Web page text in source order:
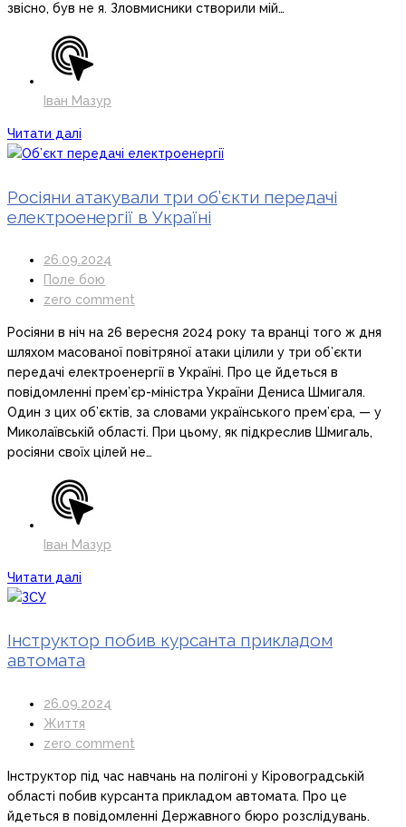
звісно, був не я. Зловмисники створили мій…
Іван Мазур
Читати далі
Росіяни атакували три об’єкти передачі
електроенергії в Україні
26.09.2024
Поле бою
zero comment
Росіяни в ніч на 26 вересня 2024 року та вранці того ж дня
шляхом масованої повітряної атаки цілили у три об’єкти
передачі електроенергії в Україні. Про це йдеться в
повідомленні прем’єр-міністра України Дениса Шмигаля.
Один з цих об’єктів, за словами українського прем’єра, — у
Миколаївській області. При цьому, як підкреслив Шмигаль,
росіяни своїх цілей не…
Іван Мазур
Читати далі
Інструктор побив курсанта прикладом
автомата
26.09.2024
Життя
zero comment
Інструктор під час навчань на полігоні у Кіровоградській
області побив курсанта прикладом автомата. Про це
йдеться в повідомленні Державного бюро розслідувань.